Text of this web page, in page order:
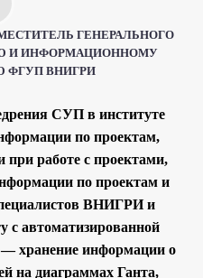
ГЕНЕРАЛЬНОГО
И ИНФОРМАЦИОННОМУ
ФГУП ВНИГРИ
СУП в институте
по проектам,
при работе с проектами,
по проектам и
ВНИГРИ и
с автоматизированной
хранение информации о
на диаграммах Ганта,